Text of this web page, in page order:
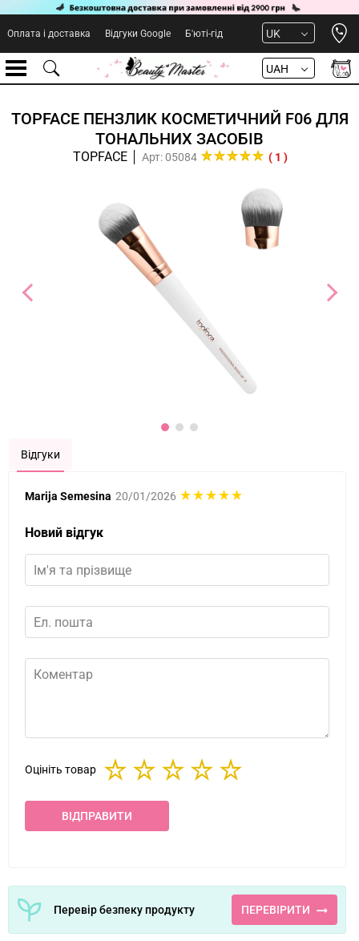
Оплата і доставка Відгуки Google Б'юті-гід UK
UAH
TOPFACE ПЕНЗЛИК КОСМЕТИЧНИЙ F06 ДЛЯ
ТОНАЛЬНИХ ЗАСОБІВ
TOPFACE Арт: 05084 ( 1 )
Відгуки
Marija Semesina 20/01/2026
Новий відгук
Оцініть товар
ВІДПРАВИТИ
Перевір безпеку продукту ПЕРЕВІРИТИ